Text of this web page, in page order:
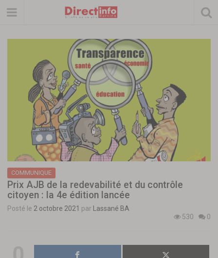
COMMUNIQUE
Prix AJB de la redevabilité et du contrôle
citoyen : la 4e édition lancée
Posté le 2 octobre 2021 par
Lassané BA
530
0